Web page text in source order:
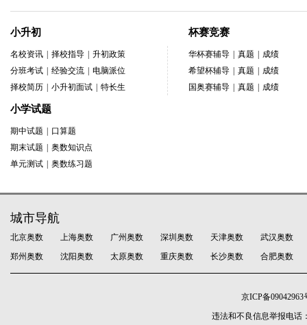
小升初
名校资讯 择校指导
升初政策
分班考试
经验交流
电脑派位
择校简历
小升初面试 特长生
杯赛竞赛
华杯赛辅导 真题
成绩
希望杯辅导
真题
成绩
国奥赛辅导
真题 成绩
小学试题
期中试题
口算题
期末试题
奥数知识点
单元测试
奥数练习题
城市导航
北京奥数 上海奥数 广州奥数 深圳奥数 天津奥数
武汉奥数
郑州奥数
沈阳奥数 太原奥数 重庆奥数 长沙奥数 合肥奥数
京ICP备09042963
违法和不良信息举报电话